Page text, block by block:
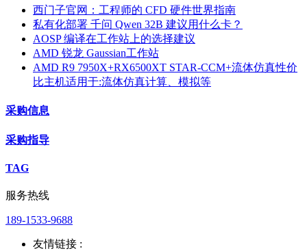
西门子官网：工程师的 CFD 硬件世界指南
私有化部署 千问 Qwen 32B 建议用什么卡？
AOSP 编译在工作站上的选择建议
AMD 锐龙 Gaussian工作站
AMD R9 7950X+RX6500XT STAR-CCM+流体仿真性价
比主机适用于:流体仿真计算、模拟等
采购信息
采购指导
TAG
服务热线
189-1533-9688
友情链接 :